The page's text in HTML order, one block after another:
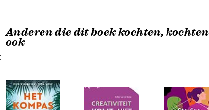
Anderen die dit boek kochten, kochten
ook